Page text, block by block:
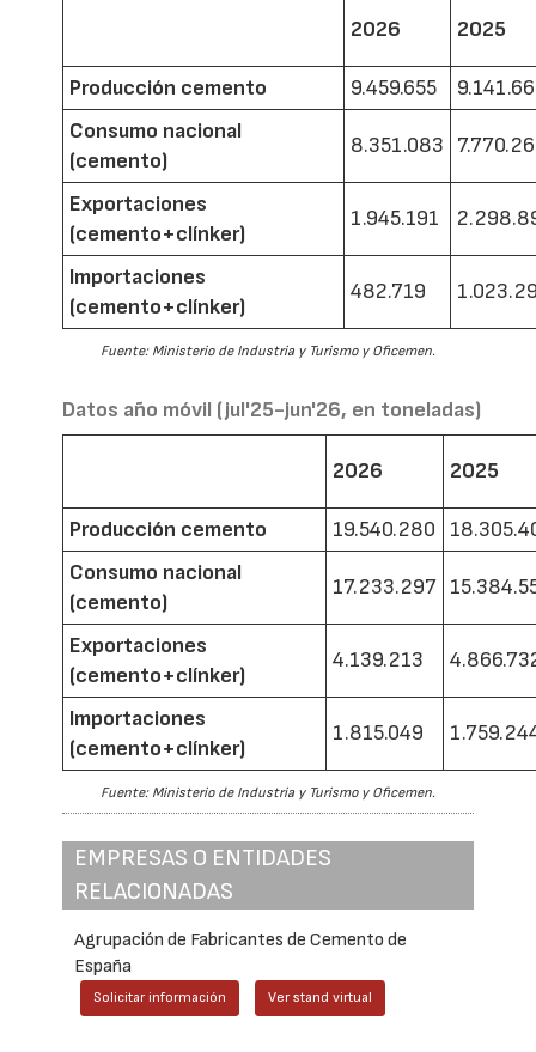
2026 2025
Producción cemento 9.459.655
Consumo nacional
(cemento)
8.351.083
Exportaciones
(cemento+clínker)
1.945.191
Importaciones
(cemento+clínker)
482.719
Fuente: Ministerio de Industria y Turismo y Oficemen.
Datos año móvil (jul'25-jun'26, en toneladas)
2026 2025
Producción cemento 19.540.280
Consumo nacional
(cemento)
17.233.297
Exportaciones
(cemento+clínker)
4.139.213
Importaciones
(cemento+clínker)
1.815.049
Fuente: Ministerio de Industria y Turismo y Oficemen.
EMPRESAS O ENTIDADES
RELACIONADAS
Agrupación de Fabricantes de Cemento de
España
Solicitar información Ver stand virtual